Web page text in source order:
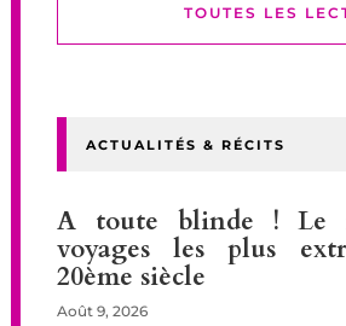
TOUTES LES
ACTUALITÉS & RÉCITS
A toute blinde ! Le
voyages les plus
20ème siècle
Août 9, 2026